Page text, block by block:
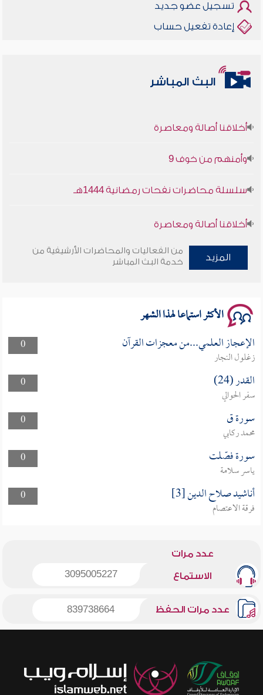
تسجيل عضو جديد
إعادة تفعيل حساب
البث المباشر
أخلاقنا أصالة ومعاصرة
وأمنهم من خوف 9
سلسلة محاضرات نفحات رمضانية 1444هـ
أخلاقنا أصالة ومعاصرة
وأمنهم من خوف 9
المزيد
من الفعاليات والمحاضرات الأرشيفية من
خدمة البث المباشر
الأكثر استماعا لهذا الشهر
0 الإعجاز العلمي...من معجزات القرآن
زغلول النجار
0
القدر (24)
سفر الحوالي
0
سورة ق
محمد ركابي
0
سورة فصّلت
ياسر سلامة
0
أناشيد صلاح الدين [3]
فرقة الاعتصام
عدد مرات
الاستماع 3095005227
عدد مرات الحفظ 839738664